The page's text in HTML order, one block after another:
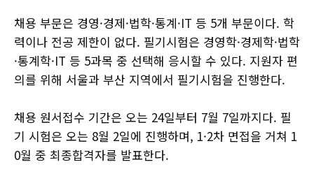
채용 부문은 경영·경제·법학·통계·IT 등 5개 부문이다. 학
력이나 전공 제한이 없다. 필기시험은 경영학·경제학·법학
·통계학·IT 등 5과목 중 선택해 응시할 수 있다. 지원자 편
의를 위해 서울과 부산 지역에서 필기시험을 진행한다.
채용 원서접수 기간은 오는 24일부터 7월 7일까지다. 필
기 시험은 오는 8월 2일에 진행하며, 1·2차 면접을 거쳐 1
0월 중 최종합격자를 발표한다.